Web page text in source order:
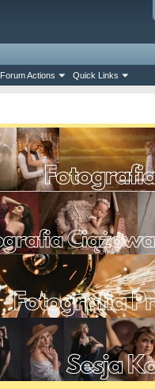
Forum Actions Quick Links